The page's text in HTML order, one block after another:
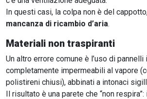
In questi casi, la colpa non è del
mancanza di ricambio d’aria.
Materiali non traspiranti
Un altro errore comune è l’uso di pannelli
completamente impermeabili al vapore
polistireni chiusi), abbinati a intonaci
Il risultato è una parete che “non